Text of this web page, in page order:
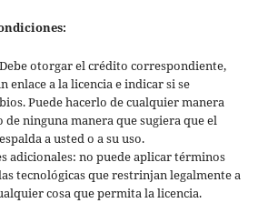
otorgar el crédito correspondiente,
enlace a la licencia e indicar si se
Puede hacerlo de cualquier manera
de ninguna manera que sugiera que el
a usted o a su uso.
adicionales: no puede aplicar términos
tecnológicas que restrinjan legalmente a
cosa que permita la licencia.